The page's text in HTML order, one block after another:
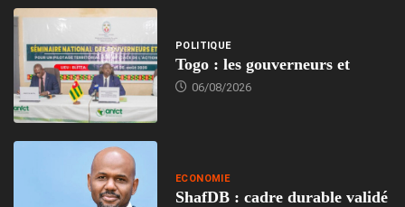
POLITIQUE
Togo : les gouverneurs et
06/08/2026
ECONOMIE
ShafDB : cadre durable validé